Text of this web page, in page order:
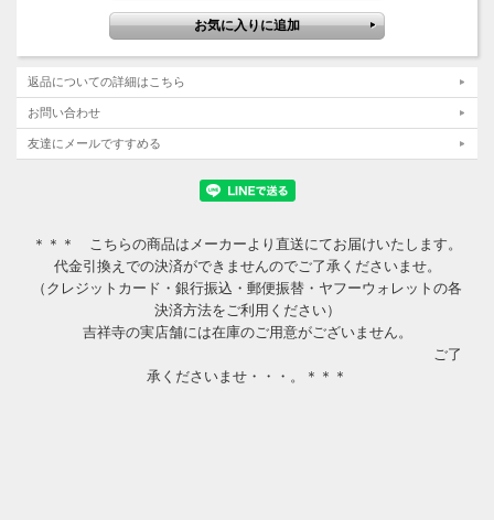
返品についての詳細はこちら
お問い合わせ
友達にメールですすめる
＊＊＊ こちらの商品はメーカーより直送にてお届けいたします。
代金引換えでの決済ができませんのでご了承くださいませ。
（クレジットカード・銀行振込・郵便振替・ヤフーウォレットの各
決済方法をご利用ください）
吉祥寺の実店舗には在庫のご用意がございません。
ご了
承くださいませ・・・。＊＊＊